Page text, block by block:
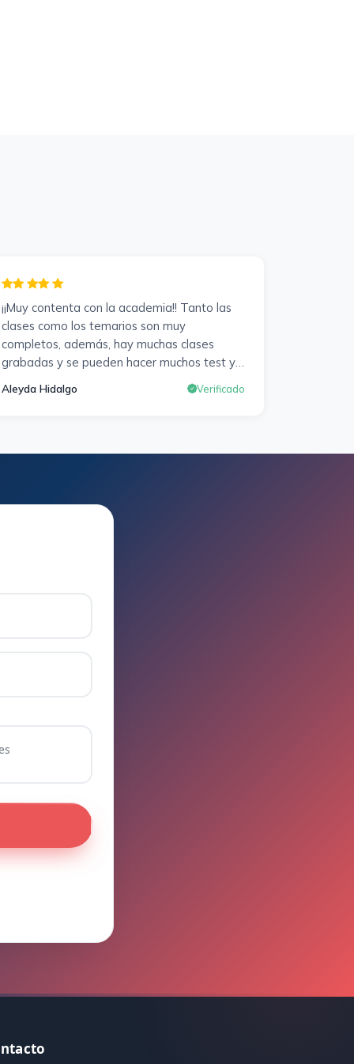
¡¡Muy contenta con la academia!! Tanto las
clases como los temarios son muy
completos, además, hay muchas clases
grabadas y se pueden hacer muchos test y
exámenes oficiales. Responden muy rápido
a los correros y cada pocos días hay
Aleyda Hidalgo Verificado